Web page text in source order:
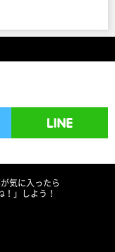
気に入ったら
！」しよう！